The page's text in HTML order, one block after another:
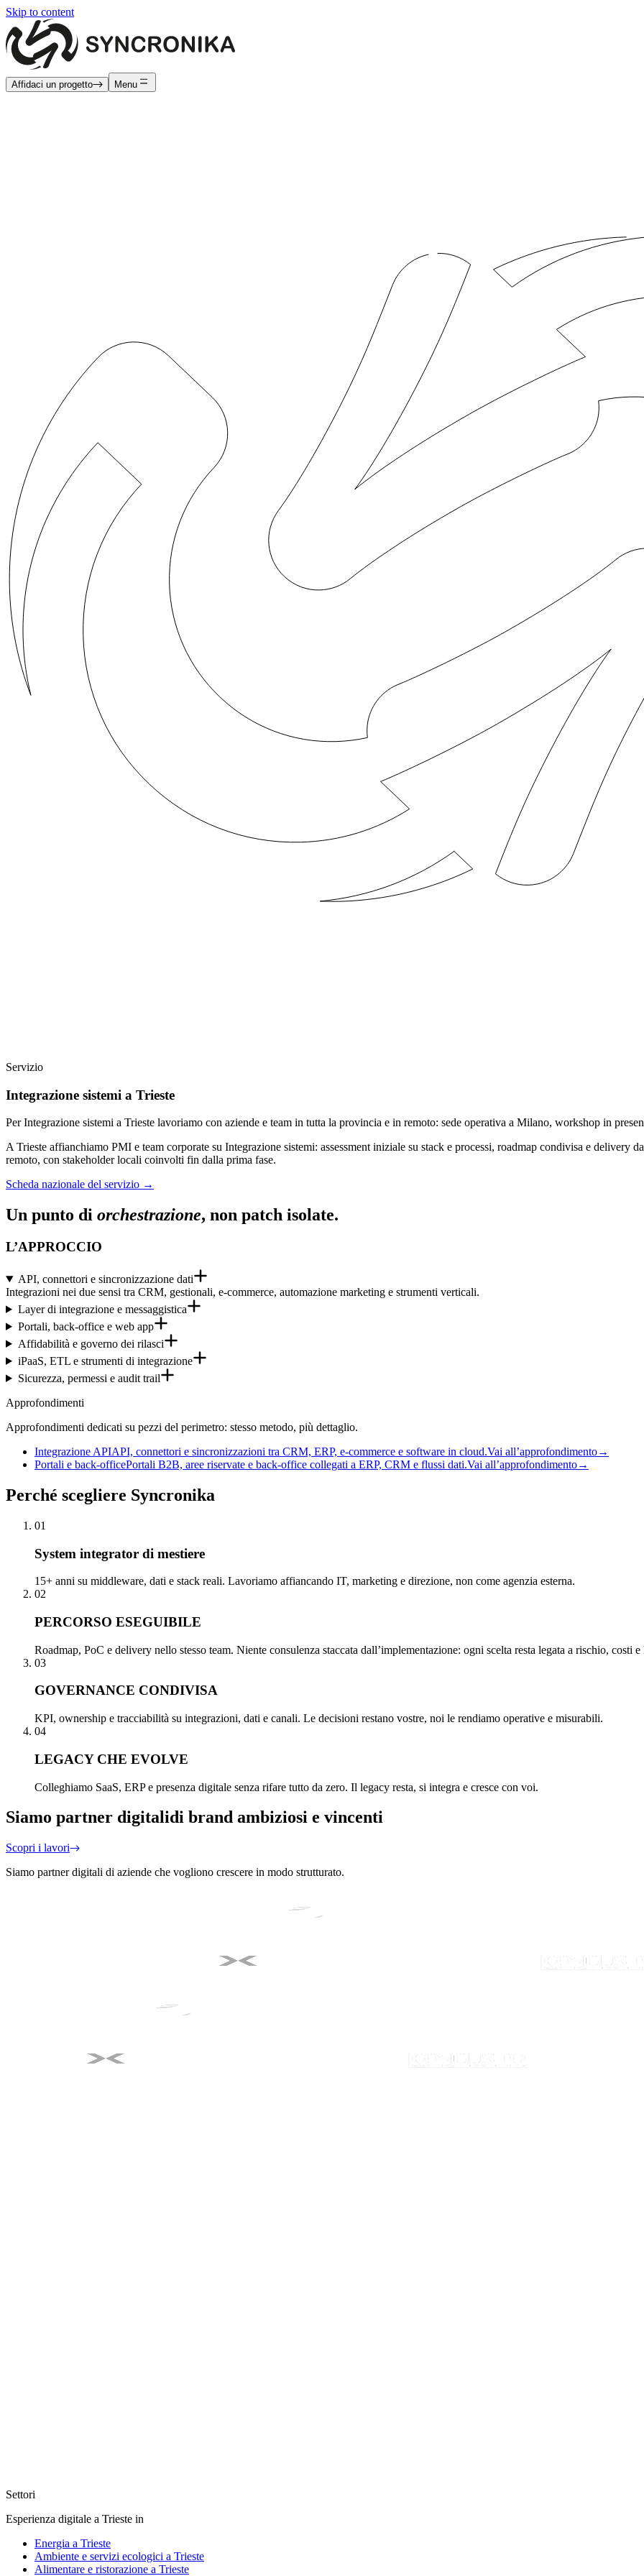
Skip to content
Affidaci un progetto Menu
Servizio
Integrazione sistemi a Trieste
Per Integrazione sistemi a Trieste lavoriamo con aziende e team in tutta la provincia e in remoto: sede operativa a Milano, workshop in
A Trieste affianchiamo PMI e team corporate su Integrazione sistemi: assessment iniziale su stack e processi, roadmap condivisa e delivery
remoto, con stakeholder locali coinvolti fin dalla prima fase.
Scheda nazionale del servizio →
Un punto di orchestrazione, non patch isolate.
L’APPROCCIO
API, connettori e sincronizzazione dati
Integrazioni nei due sensi tra CRM, gestionali, e-commerce, automazione marketing e strumenti verticali.
Layer di integrazione e messaggistica
Portali, back-office e web app
Affidabilità e governo dei rilasci
iPaaS, ETL e strumenti di integrazione
Sicurezza, permessi e audit trail
Approfondimenti
Approfondimenti dedicati su pezzi del perimetro: stesso metodo, più dettaglio.
Integrazione APIAPI, connettori e sincronizzazioni tra CRM, ERP, e-commerce e software in cloud.Vai all’approfondimento→
Portali e back-officePortali B2B, aree riservate e back-office collegati a ERP, CRM e flussi dati.Vai all’approfondimento→
Perché scegliere Syncronika
01
System integrator di mestiere
15+ anni su middleware, dati e stack reali. Lavoriamo affiancando IT, marketing e direzione, non come agenzia esterna.
02
PERCORSO ESEGUIBILE
Roadmap, PoC e delivery nello stesso team. Niente consulenza staccata dall’implementazione: ogni scelta resta legata a rischio, costi
03
GOVERNANCE CONDIVISA
KPI, ownership e tracciabilità su integrazioni, dati e canali. Le decisioni restano vostre, noi le rendiamo operative e misurabili.
04
LEGACY CHE EVOLVE
Colleghiamo SaaS, ERP e presenza digitale senza rifare tutto da zero. Il legacy resta, si integra e cresce con voi.
Siamo partner digitalidi brand ambiziosi e vincenti
Scopri i lavori
Siamo partner digitali di aziende che vogliono crescere in modo strutturato.
Settori
Esperienza digitale a Trieste in
Energia a Trieste
Ambiente e servizi ecologici a Trieste
Alimentare e ristorazione a Trieste